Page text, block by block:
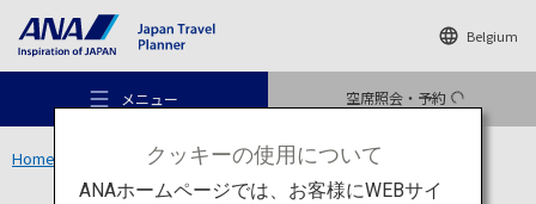
Belgium
メニュー 空席照会・予約
Home 東北エリア 大曲の花火「全国花火競技大会」
クッキーの使用について
ANAホームページでは、お客様にWEBサイ